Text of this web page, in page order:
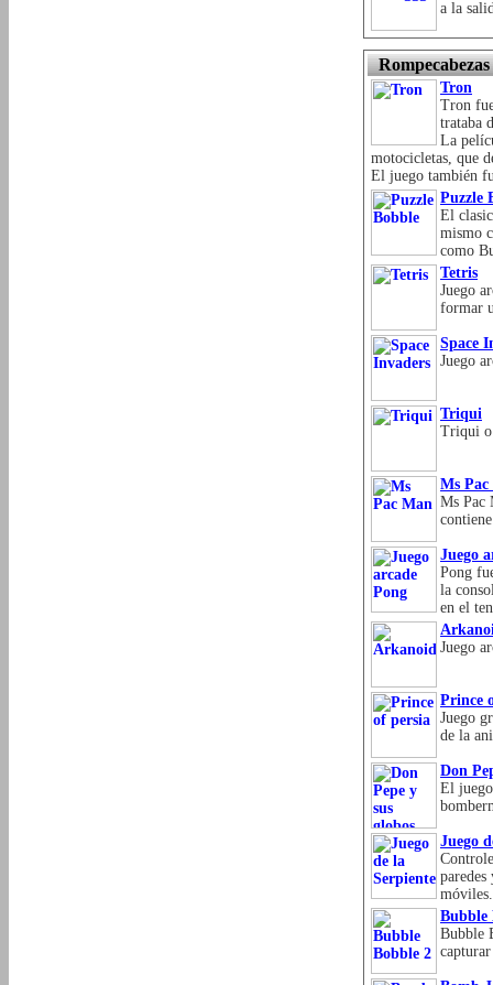
a la
Rompecabezas
Tron
Tron
trataba
La
motocicletas, que
El juego también
Puzzle
El
mismo
como
Tetris
Juego
formar
Space
Juego
Triqui
Triqui o
Ms
Ms Pac
Juego
Pong
la
en el
Juego
Prince
Juego
de la
Don
El
Juego
móviles.
Bubble
Bubble